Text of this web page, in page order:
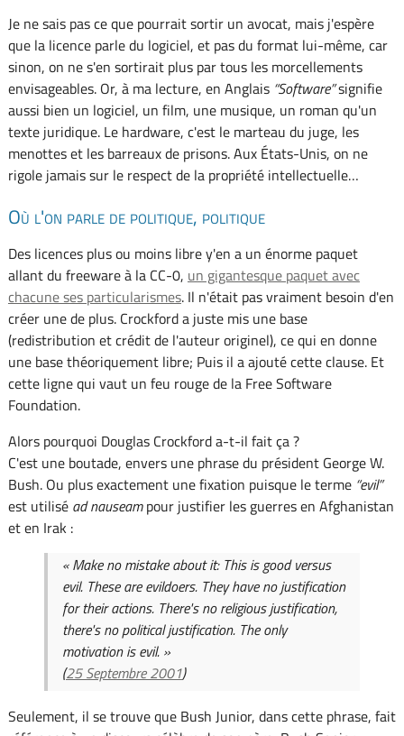
Je ne sais pas ce que pourrait sortir un avocat, mais j'espère
que la licence parle du logiciel, et pas du format lui-même, car
sinon, on ne s'en sortirait plus par tous les morcellements
envisageables. Or, à ma lecture, en Anglais Software signifie
aussi bien un logiciel, un film, une musique, un roman qu'un
texte juridique. Le hardware, c'est le marteau du juge, les
menottes et les barreaux de prisons. Aux États-Unis, on ne
rigole jamais sur le respect de la propriété intellectuelle…
Où l'on parle de politique, politique
Des licences plus ou moins libre y'en a un énorme paquet
allant du freeware à la CC-0, un gigantesque paquet avec
chacune ses particularismes. Il n'était pas vraiment besoin d'en
créer une de plus. Crockford a juste mis une base
(redistribution et crédit de l'auteur originel), ce qui en donne
une base théoriquement libre; Puis il a ajouté cette clause. Et
cette ligne qui vaut un feu rouge de la Free Software
Foundation.
Alors pourquoi Douglas Crockford a-t-il fait ça ?
C'est une boutade, envers une phrase du président George W.
Bush. Ou plus exactement une fixation puisque le terme evil
est utilisé ad nauseampour justifier les guerres en Afghanistan
et en Irak :
« Make no mistake about it: This is good versus
evil. These are evildoers. They have no justification
for their actions. There's no religious justification,
there's no political justification. The only
motivation is evil. »
(25 Septembre 2001)
Seulement, il se trouve que Bush Junior, dans cette phrase, fait